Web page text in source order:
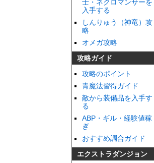
士・ネクロマンサーを
入手する
しんりゅう（神竜）攻
略
オメガ攻略
攻略ガイド
攻略のポイント
青魔法習得ガイド
敵から装備品を入手す
る
ABP・ギル・経験値稼
ぎ
おすすめ調合ガイド
エクストラダンジョン